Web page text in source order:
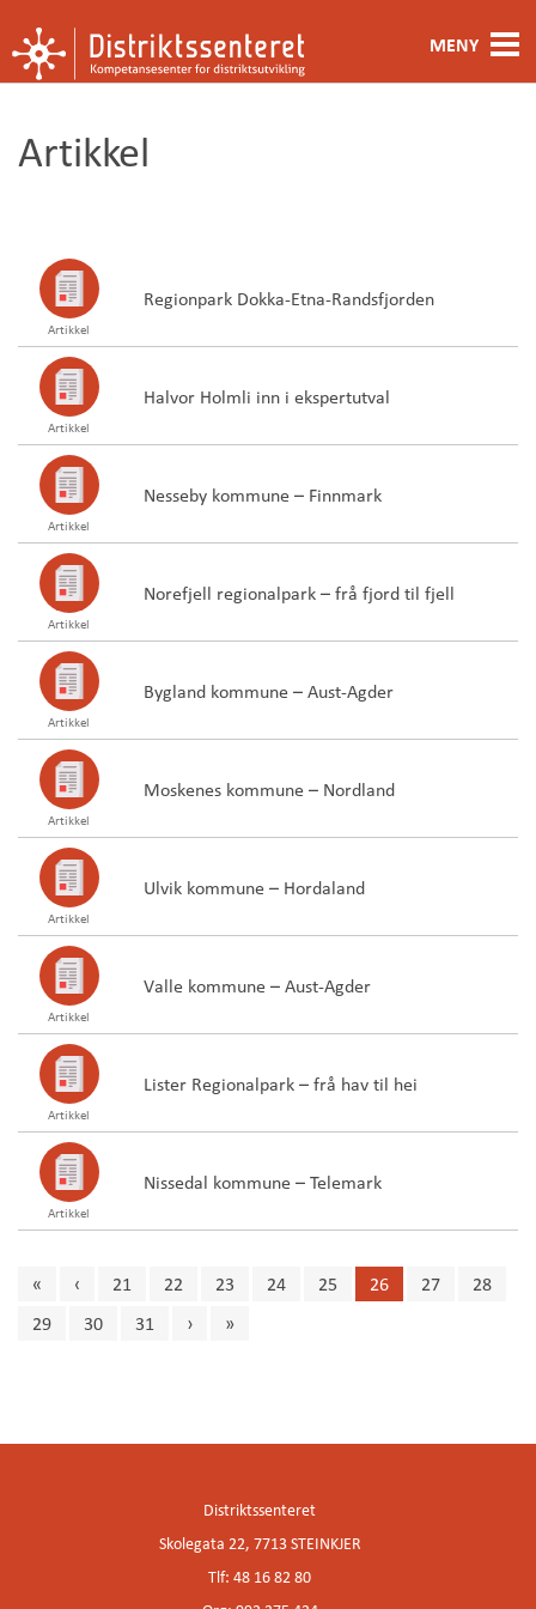
MENY
Kontakt oss
Om oss
Artikkel
Artikkel
Regionpark Dokka-Etna-Randsfjorden
Artikkel
Halvor Holmli inn i ekspertutval
Artikkel
Nesseby kommune – Finnmark
Artikkel
Norefjell regionalpark – frå fjord til fjell
Artikkel
Bygland kommune – Aust-Agder
Artikkel
Moskenes kommune – Nordland
Artikkel
Ulvik kommune – Hordaland
Artikkel
Valle kommune – Aust-Agder
Artikkel
Lister Regionalpark – frå hav til hei
Artikkel
Nissedal kommune – Telemark
Innleggsnavigasjon
« ‹ 21 22 23 24 25 26 27
28
29
30 31 › »
Distriktssenteret
Skolegata 22, 7713 STEINKJER
Tlf: 48 16 82 80